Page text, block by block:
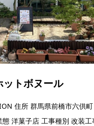
トボヌール
住所 群馬県前橋市六供町
洋菓子店 工事種別 改装工